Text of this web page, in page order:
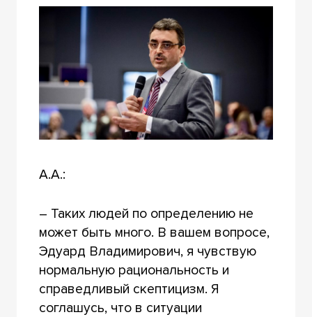
А.А.:
– Таких людей по определению не
может быть много. В вашем вопросе,
Эдуард Владимирович, я чувствую
нормальную рациональность и
справедливый скептицизм. Я
соглашусь, что в ситуации